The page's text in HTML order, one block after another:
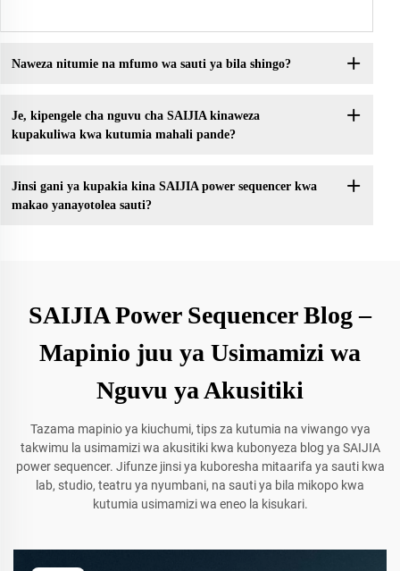
Naweza nitumie na mfumo wa sauti ya bila shingo?
Je, kipengele cha nguvu cha SAIJIA kinaweza
kupakuliwa kwa kutumia mahali pande?
Jinsi gani ya kupakia kina SAIJIA power sequencer kwa
makao yanayotolea sauti?
SAIJIA Power Sequencer Blog –
Mapinio juu ya Usimamizi wa
Nguvu ya Akusitiki
Tazama mapinio ya kiuchumi, tips za kutumia na viwango vya
takwimu la usimamizi wa akusitiki kwa kubonyeza blog ya SAIJIA
power sequencer. Jifunze jinsi ya kuboresha mitaarifa ya sauti kwa
lab, studio, teatru ya nyumbani, na sauti ya bila mikopo kwa
kutumia usimamizi wa eneo la kisukari.